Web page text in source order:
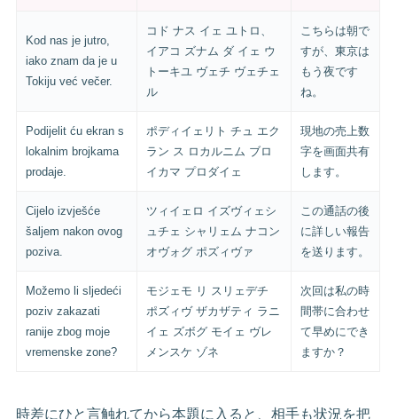
Kod nas je jutro,
iako znam da je u
Tokiju već večer.
コド ナス イェ ユトロ、
イアコ ズナム ダ イェ ウ
トーキユ ヴェチ ヴェチェ
ル
こちらは朝で
すが、東京は
もう夜です
ね。
Podijelit ću ekran s
lokalnim brojkama
prodaje.
ポディイェリト チュ エク
ラン ス ロカルニム ブロ
イカマ プロダイェ
現地の売上数
字を画面共有
します。
Cijelo izvješće
šaljem nakon ovog
poziva.
ツィイェロ イズヴィェシ
ュチェ シャリェム ナコン
オヴォグ ポズィヴァ
この通話の後
に詳しい報告
を送ります。
Možemo li sljedeći
poziv zakazati
ranije zbog moje
vremenske zone?
モジェモ リ スリェデチ
ポズィヴ ザカザティ ラニ
イェ ズボグ モイェ ヴレ
メンスケ ゾネ
次回は私の時
間帯に合わせ
て早めにでき
ますか？
時差にひと言触れてから本題に入ると、相手も状況を把